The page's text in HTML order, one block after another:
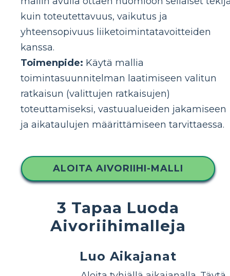
kuin toteutettavuus, vaikutus ja
yhteensopivuus liiketoimintatavoitteiden
kanssa.
Toimenpide: Käytä mallia
toimintasuunnitelman laatimiseen valitun
ratkaisun (valittujen ratkaisujen)
toteuttamiseksi, vastuualueiden jakamiseen
ja aikataulujen määrittämiseen tarvittaessa.
ALOITA AIVORIIHI-MALLI
3 Tapaa Luoda
Aivoriihimalleja
Luo Aikajanat